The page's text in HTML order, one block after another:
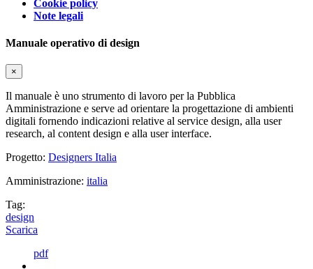
Cookie policy
Note legali
Manuale operativo di design
×
Il manuale è uno strumento di lavoro per la Pubblica
Amministrazione e serve ad orientare la progettazione di ambienti
digitali fornendo indicazioni relative al service design, alla user
research, al content design e alla user interface.
Progetto: Designers Italia
Amministrazione: italia
Tag:
design
Scarica
pdf